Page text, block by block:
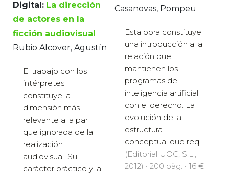
Digital: La dirección
de actores en la
ficción audiovisual
Rubio Alcover, Agustín
El trabajo con los
intérpretes
constituye la
dimensión más
relevante a la par
que ignorada de la
realización
audiovisual. Su
carácter práctico y la
Casanovas, Pompeu
Esta obra constituye
una introducción a la
relación que
mantienen los
programas de
inteligencia artificial
con el derecho. La
evolución de la
estructura
conceptual que req...
(Editorial UOC, S.L.,
2012) · 200 pàg. · 16 €